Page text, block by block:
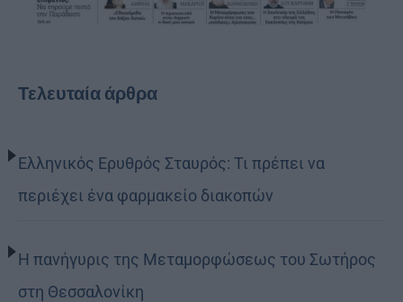
Τελευταία άρθρα
Ελληνικός Ερυθρός Σταυρός: Τι πρέπει να
περιέχει ένα φαρμακείο διακοπών
Η πανήγυρις της Μεταμορφώσεως του Σωτήρος
στη Θεσσαλονίκη